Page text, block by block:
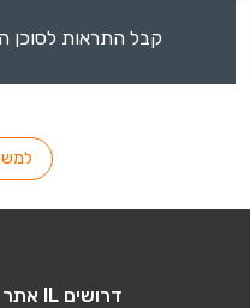
קבל התראות לסוכן
דרושים IL אתר הדרושים של ישראל